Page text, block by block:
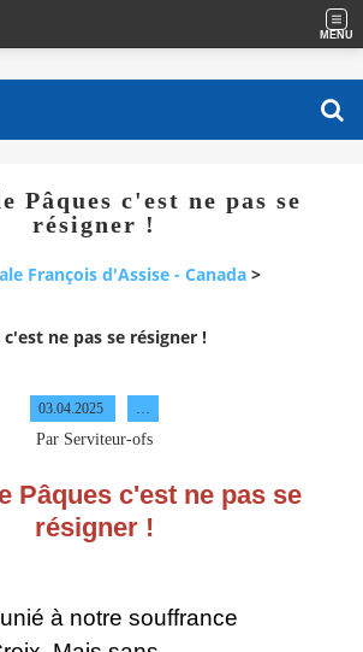
MENU
Pâques c'est ne pas se
résigner !
François d'Assise - Canada >
c'est ne pas se résigner !
03.04.2025
Par Serviteur-ofs
Pâques c'est ne pas se
résigner !
à notre souffrance